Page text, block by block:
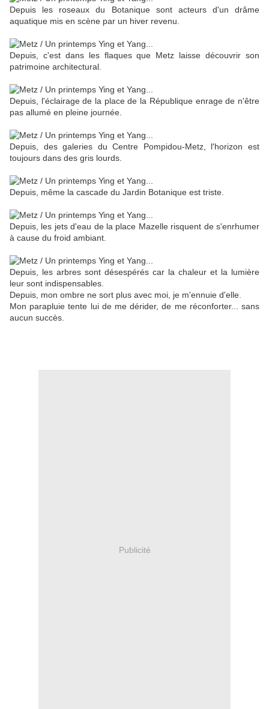
Depuis les roseaux du Botanique sont acteurs d'un drâme
aquatique mis en scène par un hiver revenu.
Depuis, c'est dans les flaques que Metz laisse découvrir son
patrimoine architectural.
Depuis, l'éclairage de la place de la République enrage de n'être
pas allumé en pleine journée.
Depuis, des galeries du Centre Pompidou-Metz, l'horizon est
toujours dans des gris lourds.
Depuis, même la cascade du Jardin Botanique est triste.
Depuis, les jets d'eau de la place Mazelle risquent de s'enrhumer
à cause du froid ambiant.
Depuis, les arbres sont désespérés car la chaleur et la lumière
leur sont indispensables.
Depuis, mon ombre ne sort plus avec moi, je m'ennuie d'elle.
Mon parapluie tente lui de me dérider, de me réconforter... sans
aucun succès.
Publicité